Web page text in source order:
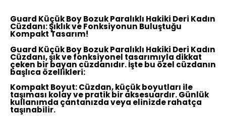
Guard Küçük Boy Bozuk Paralıklı Hakiki Deri Kadın
Cüzdanı: Şıklık ve Fonksiyonun Buluştuğu
Kompakt Tasarım!
Guard Küçük Boy Bozuk Paralıklı Hakiki Deri Kadın
Cüzdanı, şık ve fonksiyonel tasarımıyla dikkat
çeken bir bayan cüzdanıdır. İşte bu özel cüzdanın
başlıca özellikleri:
Kompakt Boyut:Cüzdan, küçük boyutları ile
taşıması kolay ve pratik bir aksesuardır. Günlük
kullanımda çantanızda veya elinizde rahatça
taşınabilir.